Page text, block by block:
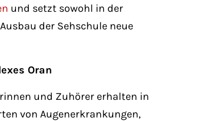
und setzt sowohl in der
der Sehschule neue
Oran
und Zuhörer erhalten in
von Augenerkrankungen,